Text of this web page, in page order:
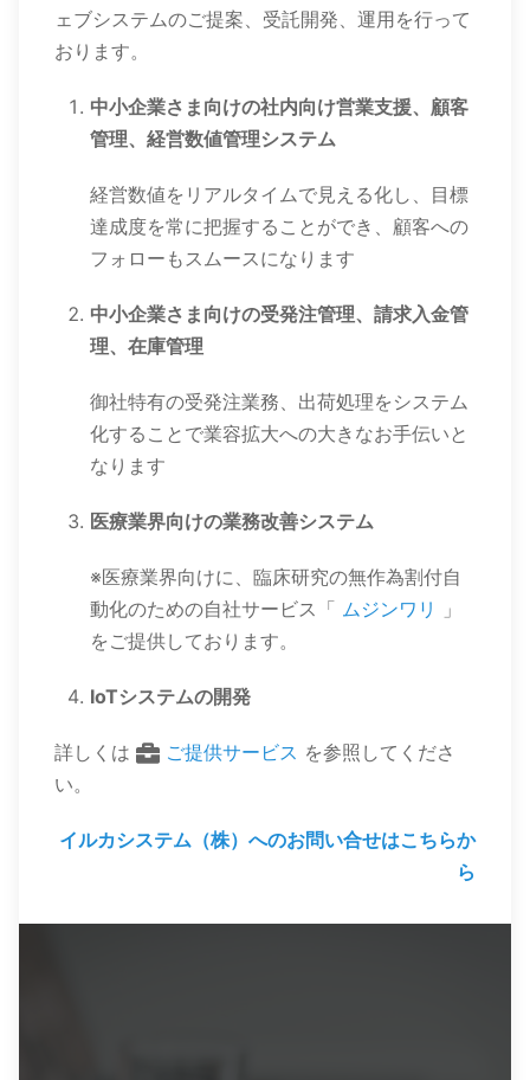
ェブシステムのご提案、受託開発、運用を行って
おります。
中小企業さま向けの社内向け営業支援、顧客
管理、経営数値管理システム
経営数値をリアルタイムで見える化し、目標
達成度を常に把握することができ、顧客への
フォローもスムースになります
中小企業さま向けの受発注管理、請求入金管
理、在庫管理
御社特有の受発注業務、出荷処理をシステム
化することで業容拡大への大きなお手伝いと
なります
医療業界向けの業務改善システム
※医療業界向けに、臨床研究の無作為割付自
動化のための自社サービス「 ムジンワリ
」
をご提供しております。
IoTシステムの開発
詳しくは ご提供サービス を参照してくださ
い。
イルカシステム（株）へのお問い合せはこちらか
ら